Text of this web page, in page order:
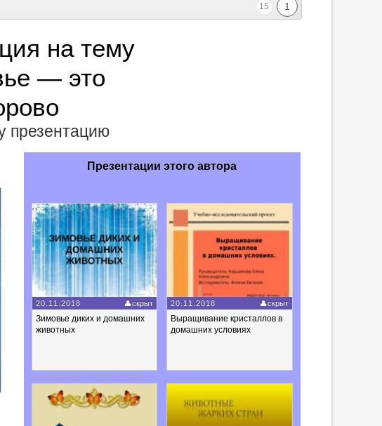
1
15
на тему
— это
презентацию
Презентации этого автора
20.11.2018 скрыт
Зимовье диких и домашних
животных
20.11.2018 скрыт
Выращивание кристаллов в
домашних условиях